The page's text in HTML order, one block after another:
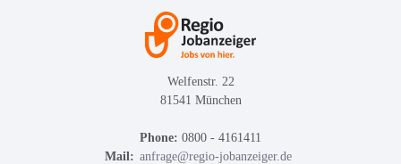
Welfenstr. 22
81541 München
Phone: 0800 - 4161411
Mail: anfrage@regio-jobanzeiger.de